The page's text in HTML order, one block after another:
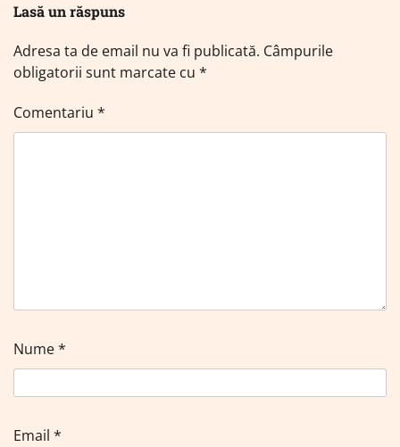
Lasă un răspuns
Adresa ta de email nu va fi publicată. Câmpurile
obligatorii sunt marcate cu *
Comentariu *
Nume*
Email *